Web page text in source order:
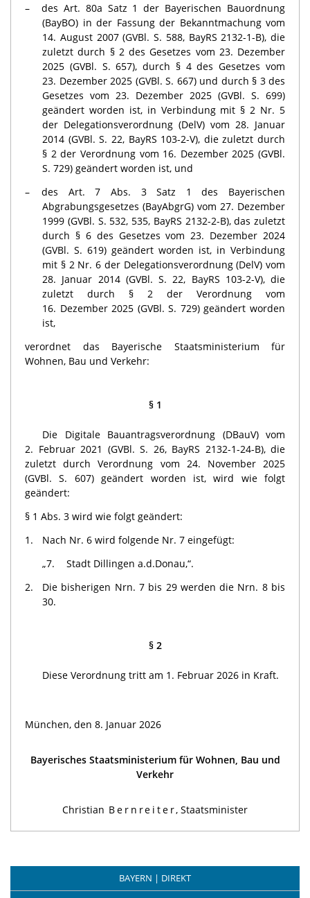
des Art. 80a Satz 1 der Bayerischen Bauordnung
(BayBO) in der Fassung der Bekanntmachung vom
14. August 2007 (GVBl. S. 588, BayRS 2132-1-B), die
zuletzt durch § 2 des Gesetzes vom 23. Dezember
2025 (GVBl. S. 657), durch § 4 des Gesetzes vom
23. Dezember 2025 (GVBl. S. 667) und durch § 3 des
Gesetzes vom 23. Dezember 2025 (GVBl. S. 699)
geändert worden ist, in Verbindung mit § 2 Nr. 5
der Delegationsverordnung (DelV) vom 28. Januar
2014 (GVBl. S. 22, BayRS 103-2-V), die zuletzt durch
§ 2 der Verordnung vom 16. Dezember 2025 (GVBl.
S. 729) geändert worden ist, und
des Art. 7 Abs. 3 Satz 1 des Bayerischen
Abgrabungsgesetzes (BayAbgrG) vom 27. Dezember
1999 (GVBl. S. 532, 535, BayRS 2132-2-B), das zuletzt
durch § 6 des Gesetzes vom 23. Dezember 2024
(GVBl. S. 619) ge­ändert worden ist, in Verbindung
mit § 2 Nr. 6 der Delegationsverordnung (DelV) vom
28. Januar 2014 (GVBl. S. 22, BayRS 103-2-V), die
zuletzt durch § 2 der Verordnung vom
16. Dezember 2025 (GVBl. S. 729) geändert worden
ist,
verordnet das Bayerische Staatsministerium für
Wohnen, Bau und Verkehr:
§ 1
Die Digitale Bauantragsverordnung (DBauV) vom
2. Februar 2021 (GVBl. S. 26, BayRS 2132-1-24-B), die
zuletzt durch Verordnung vom 24. November 2025
(GVBl. S. 607) geändert worden ist, wird wie folgt
geändert:
§ 1 Abs. 3 wird wie folgt geändert:
1.
Nach Nr. 6 wird folgende Nr. 7 eingefügt:
„7.
Stadt Dillingen a.d.Donau,“.
2.
Die bisherigen Nrn. 7 bis 29 werden die Nrn. 8 bis
30.
§ 2
Diese Verordnung tritt am 1. Februar 2026 in Kraft.
München, den 8. Januar 2026
Bayerisches Staatsministerium für Wohnen, Bau und
Verkehr
Christian Bernreiter, Staatsminister
BAYERN | DIREKT